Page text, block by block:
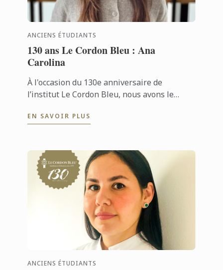
ANCIENS ÉTUDIANTS
130 ans Le Cordon Bleu : Ana
Carolina
À l'occasion du 130e anniversaire de
l’institut Le Cordon Bleu, nous avons le
étudiante qui a choisi de se reconvertir ...
EN SAVOIR PLUS
ANCIENS ÉTUDIANTS